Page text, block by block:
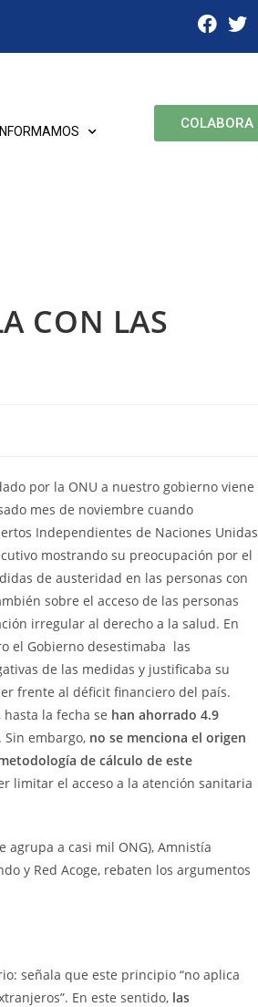
COLABORA
CON LAS
por la ONU a nuestro gobierno viene
mes de noviembre cuando
Independientes de Naciones Unidas
mostrando su preocupación por el
de austeridad en las personas con
sobre el acceso de las personas
irregular al derecho a la salud. En
el Gobierno desestimaba las
de las medidas y justificaba su
frente al déficit financiero del país.
hasta la fecha se han ahorrado 4.9
. Sin embargo, no se menciona el origen
de cálculo de este
limitar el acceso a la atención sanitaria
agrupa a casi mil ONG), Amnistía
y Red Acoge, rebaten los argumentos
señala que este principio “no aplica
En este sentido, las